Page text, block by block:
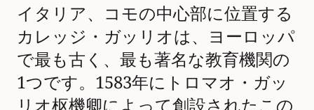
イタリア、コモの中心部に位置する
カレッジ・ガッリオは、ヨーロッパ
で最も古く、最も著名な教育機関の
1つです。1583年にトロマオ・ガッ
リオ枢機卿によって創設されたこの